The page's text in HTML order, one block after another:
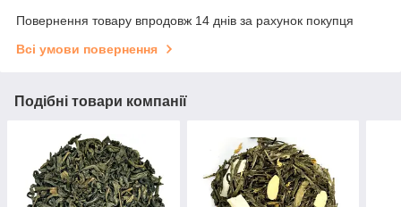
Повернення товару впродовж 14 днів за рахунок покупця
Всі умови повернення
Подібні товари компанії